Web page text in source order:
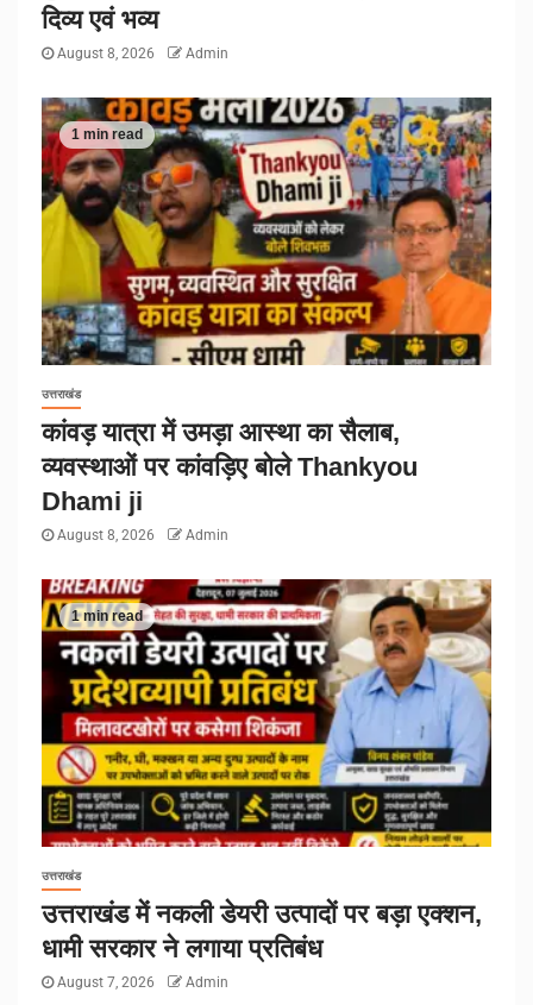
दिव्य एवं भव्य
August 8, 2026 Admin
1 min read
उत्तराखंड
कांवड़ यात्रा में उमड़ा आस्था का सैलाब,
व्यवस्थाओं पर कांवड़िए बोले Thankyou
Dhami ji
August 8, 2026 Admin
1 min read
उत्तराखंड
उत्तराखंड में नकली डेयरी उत्पादों पर बड़ा एक्शन,
धामी सरकार ने लगाया प्रतिबंध
August 7, 2026 Admin